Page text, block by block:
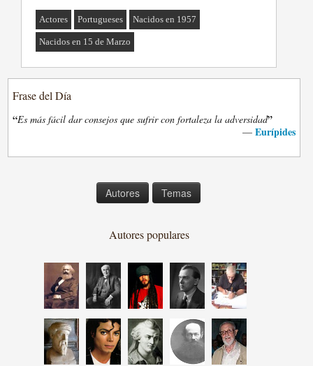
Actores Portugueses Nacidos en 1957
Nacidos en 15 de Marzo
Frase del Día
“Es más fácil dar consejos que sufrir con fortaleza la adversidad”
— Eurípides
Autores Temas
Autores populares